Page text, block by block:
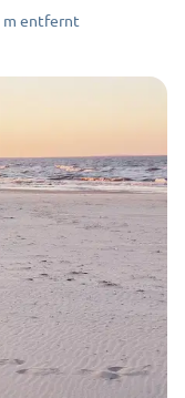
m entfernt